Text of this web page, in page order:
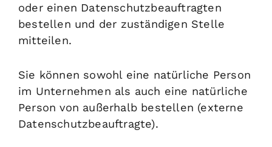
oder einen Datenschutzbeauftragten
bestellen und der zuständigen Stelle
mitteilen.
Sie können sowohl eine natürliche Person
im Unternehmen als auch eine natürliche
Person von außerhalb bestellen (externe
Datenschutzbeauftragte).